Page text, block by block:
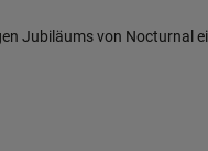
Jubiläums von Nocturnal